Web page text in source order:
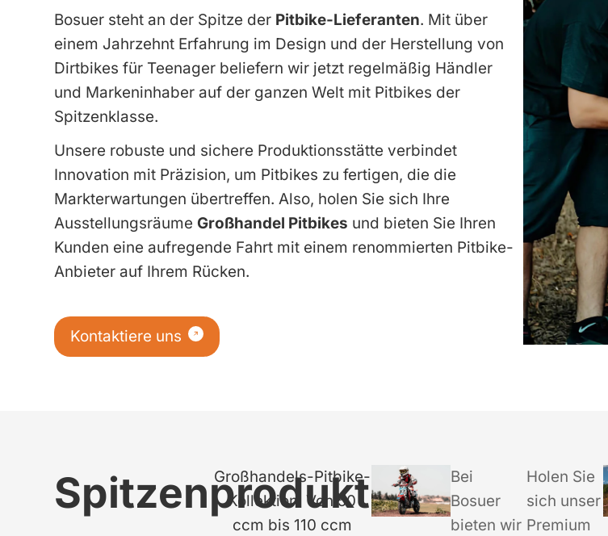
Bosuer steht an der Spitze der Pitbike-Lieferanten. Mit über
einem Jahrzehnt Erfahrung im Design und der Herstellung von
Dirtbikes für Teenager beliefern wir jetzt regelmäßig Händler
und Markeninhaber auf der ganzen Welt mit Pitbikes der
Spitzenklasse.
Unsere robuste und sichere Produktionsstätte verbindet
Innovation mit Präzision, um Pitbikes zu fertigen, die die
Markterwartungen übertreffen. Also, holen Sie sich Ihre
Ausstellungsräume Großhandel Pitbikes und bieten Sie Ihren
Kunden eine aufregende Fahrt mit einem renommierten Pitbike-
Anbieter auf Ihrem Rücken.
Kontaktiere uns
Spitzenprodukt
Großhandels-Pitbike-
Kollektion: Von 50
ccm bis 110 ccm
Bei
Bosuer
bieten wir
Holen Sie
sich unser
Premium